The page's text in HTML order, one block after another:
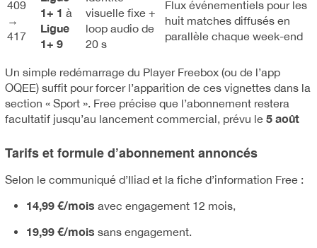
409
→
417
1+ 1 à
Ligue
1+ 9
visuelle fixe +
loop audio de
20 s
Flux événementiels pour les
huit matches diffusés en
parallèle chaque week-end
Un simple redémarrage du Player Freebox (ou de l’app
OQEE) suffit pour forcer l’apparition de ces vignettes dans la
section « Sport ». Free précise que l’abonnement restera
facultatif jusqu’au lancement commercial, prévu le 5 août
Tarifs et formule d’abonnement annoncés
Selon le communiqué d’Iliad et la fiche d’information Free :
14,99 €/mois avec engagement 12 mois,
19,99 €/mois sans engagement.